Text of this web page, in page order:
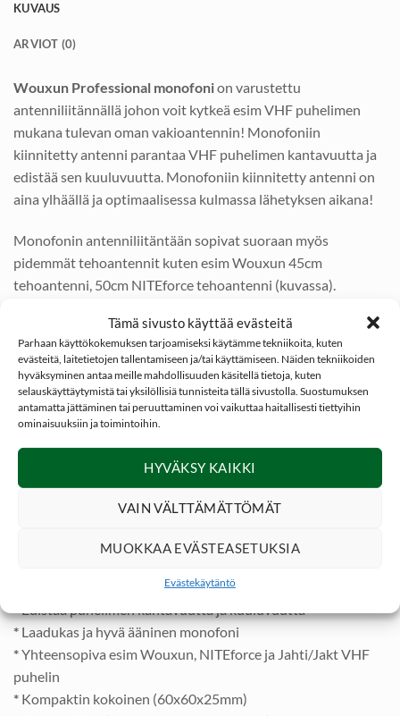
Tämä sivusto käyttää evästeitä
Parhaan käyttökokemuksen tarjoamiseksi käytämme tekniikoita, kuten
evästeitä, laitetietojen tallentamiseen ja/tai käyttämiseen. Näiden tekniikoiden
hyväksyminen antaa meille mahdollisuuden käsitellä tietoja, kuten
selauskäyttäytymistä tai yksilöllisiä tunnisteita tällä sivustolla. Suostumuksen
antamatta jättäminen tai peruuttaminen voi vaikuttaa haitallisesti tiettyihin
ominaisuuksiin ja toimintoihin.
HYVÄKSY KAIKKI
VAIN VÄLTTÄMÄTTÖMÄT
MUOKKAA EVÄSTEASETUKSIA
Evästekäytäntö
KUVAUS
ARVIOT (0)
Wouxun Professional monofonion varustettu
antenniliitännällä johon voit kytkeä esim VHF puhelimen
mukana tulevan oman vakioantennin! Monofoniin
kiinnitetty antenni parantaa VHF puhelimen kantavuutta ja
edistää sen kuuluvuutta. Monofoniin kiinnitetty antenni on
aina ylhäällä ja optimaalisessa kulmassa lähetyksen aikana!
Monofonin antenniliitäntään sopivat suoraan myös
pidemmät tehoantennit kuten esim Wouxun 45cm
tehoantenni, 50cm NITEforce tehoantenni (kuvassa).
Monofoni toimii kuten muutkin monofonit eli siinä on kaiutin
/ mikrofoni yhdistelmä. Mukana Antenniadapteri (tuote
130-018) jonka avulla monofonin kaapeli yhdistyy
käytettäväksi kaikkien Wouxun ja Jahti/Jakt sekäNITEforce
Tiger VHF puhelinten kanssa.
Wouxun monofoni on varustettu matalaprofiilisella ylöspäin
suuntautuvalla kulmaliittimellä joten se sopii hyvin VHF
puhelimeen ja se ei levitä taskua sivulle. Tuotteen takuu
Varustettu (SMA uros) antenniliitännällä
* Laadukas ja hyvä ääninen monofoni
*Yhteensopiva esim Wouxun, NITEforce ja Jahti/Jakt VHF
puhelin
* Kompaktin kokoinen (60x60x25mm)